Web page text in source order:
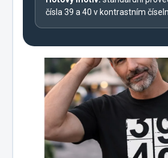
čísla 39 a 40 v kontrastním